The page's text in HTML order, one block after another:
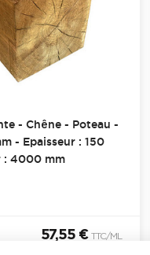
- Chêne - Poteau -
- Epaisseur : 150
: 4000 mm
57,55 € TTC/ML